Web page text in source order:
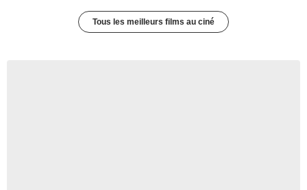
Tous les meilleurs films au ciné